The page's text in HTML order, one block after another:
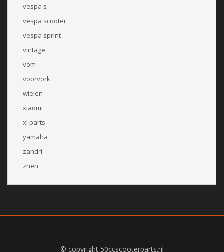
vespa s
vespa scooter
vespa sprint
vintage
vom
voorvork
wielen
xiaomi
xl parts
yamaha
zandri
znen
© copyright 50ccscooterparts.nl